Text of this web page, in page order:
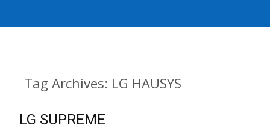
Tag Archives: LG HAUSYS
LG SUPREME